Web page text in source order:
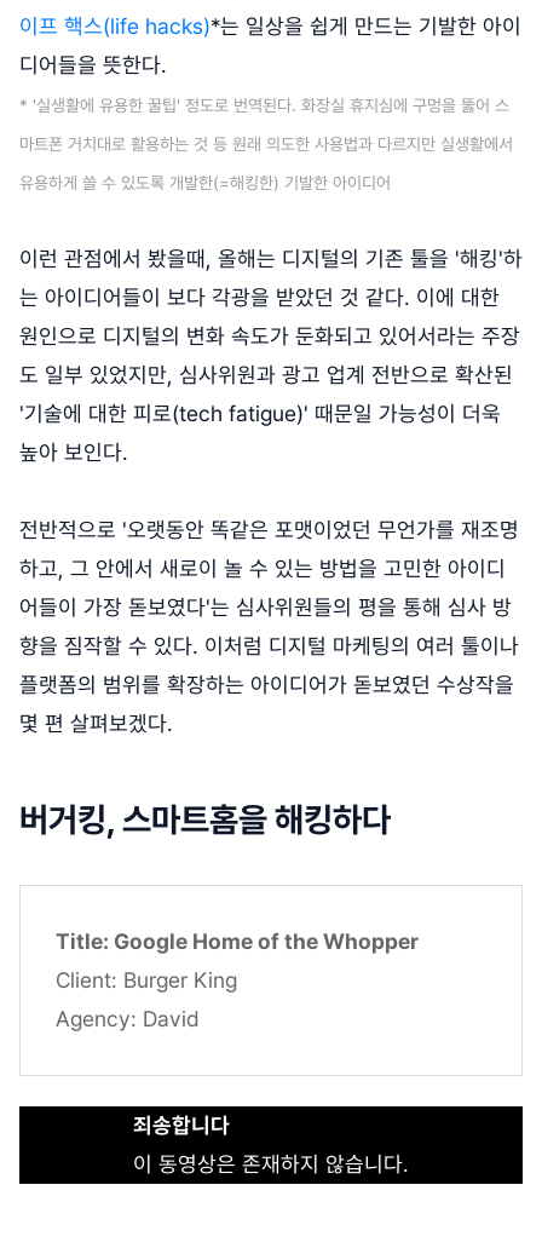
이프 핵스(life hacks)*는 일상을 쉽게 만드는 기발한 아이
디어들을 뜻한다.
* '실생활에 유용한 꿀팁' 정도로 번역된다. 화장실 휴지심에 구멍을 뚫어 스
마트폰 거치대로 활용하는 것 등 원래 의도한 사용법과 다르지만 실생활에서
유용하게 쓸 수 있도록 개발한(=해킹한) 기발한 아이디어
이런 관점에서 봤을때, 올해는 디지털의 기존 툴을 '해킹'하
는 아이디어들이 보다 각광을 받았던 것 같다. 이에 대한
원인으로 디지털의 변화 속도가 둔화되고 있어서라는 주장
도 일부 있었지만, 심사위원과 광고 업계 전반으로 확산된
'기술에 대한 피로(tech fatigue)' 때문일 가능성이 더욱
높아 보인다.
전반적으로 '오랫동안 똑같은 포맷이었던 무언가를 재조명
하고, 그 안에서 새로이 놀 수 있는 방법을 고민한 아이디
어들이 가장 돋보였다'는 심사위원들의 평을 통해 심사 방
향을 짐작할 수 있다. 이처럼 디지털 마케팅의 여러 툴이나
플랫폼의 범위를 확장하는 아이디어가 돋보였던 수상작을
몇 편 살펴보겠다.
버거킹, 스마트홈을 해킹하다
Title: Google Home of the Whopper
Client: Burger King
Agency: David
죄송합니다
이 동영상은 존재하지 않습니다.